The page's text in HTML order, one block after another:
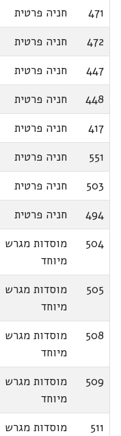
471
חניה פרטית
472
חניה פרטית
447
חניה פרטית
448
חניה פרטית
417
חניה פרטית
551
חניה פרטית
503
חניה פרטית
494
חניה פרטית
504
מוסדות מגרש
מיוחד
505
מוסדות מגרש
מיוחד
508
מוסדות מגרש
מיוחד
509
מוסדות מגרש
מיוחד
511
מוסדות מגרש